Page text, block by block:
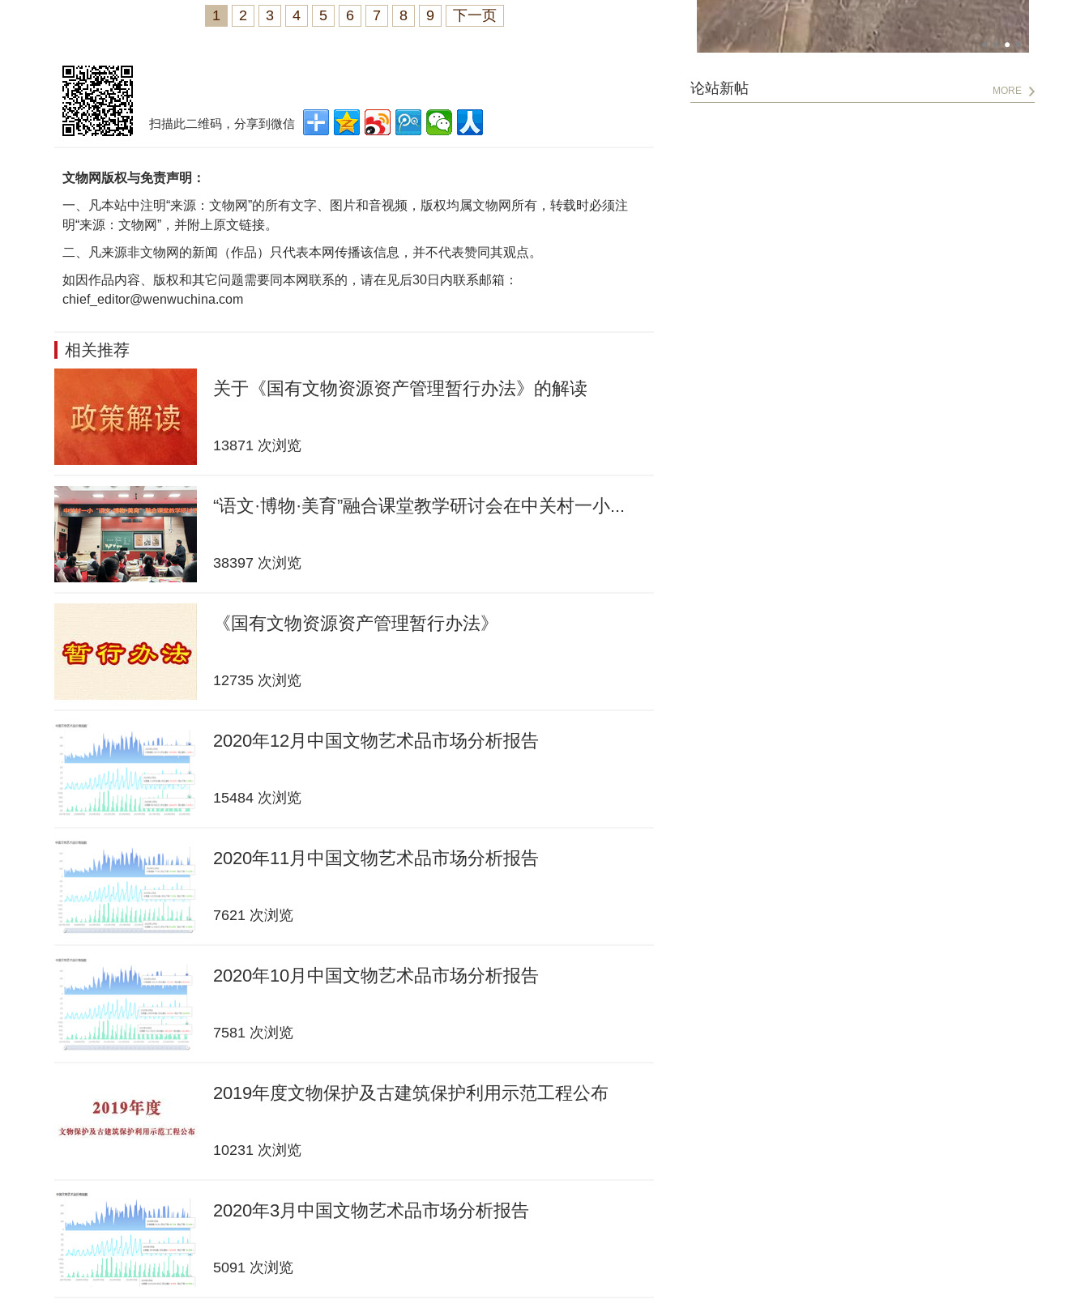
1 2 3 4 5 6 7 8 9 下一页
扫描此二维码，分享到微信
文物网版权与免责声明：
一、凡本站中注明“来源：文物网”的所有文字、图片和音视频，版权均属文物网所有，转载时必须注
明“来源：文物网”，并附上原文链接。
二、凡来源非文物网的新闻（作品）只代表本网传播该信息，并不代表赞同其观点。
如因作品内容、版权和其它问题需要同本网联系的，请在见后30日内联系邮箱：
chief_editor@wenwuchina.com
相关推荐
关于《国有文物资源资产管理暂行办法》的解读
13871 次浏览
“语文·博物·美育”融合课堂教学研讨会在中关村一小...
38397 次浏览
《国有文物资源资产管理暂行办法》
12735 次浏览
2020年12月中国文物艺术品市场分析报告
15484 次浏览
2020年11月中国文物艺术品市场分析报告
7621 次浏览
2020年10月中国文物艺术品市场分析报告
7581 次浏览
2019年度文物保护及古建筑保护利用示范工程公布
10231 次浏览
2020年3月中国文物艺术品市场分析报告
5091 次浏览
论站新帖 MORE